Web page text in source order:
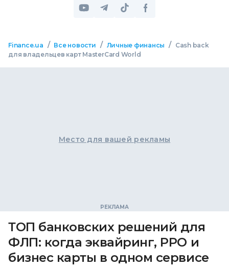
Finance.ua / Все новости / Личные финансы /
Сash back
для владельцев карт MasterCard World
Место для вашей рекламы
ТОП банковских решений для
ФЛП: когда эквайринг, РРО и
бизнес карты в одном сервисе